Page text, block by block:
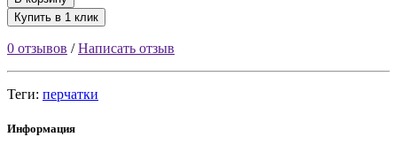
Купить в 1 клик
0 отзывов /Написать отзыв
Теги: перчатки
Информация